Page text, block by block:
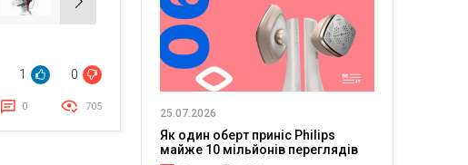
1 0
0 705
25.07.2026
Як один оберт приніс Philips
майже 10 мільйонів переглядів